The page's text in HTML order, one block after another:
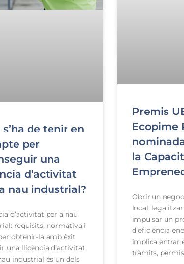
s’ha de tenir en
per
una
d’activitat
nau industrial?
d’activitat per a nau
requisits, normativa i
obtenir-la amb èxit
una llicència d’activitat
industrial és un dels
Premis
Ecopime
la
Obrir un
local, legalitzar
impulsar un
d’eficiència
implica entrar
tràmits,